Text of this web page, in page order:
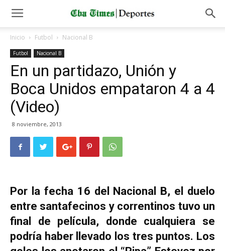
Inicio Futbol Nacional B
Futbol Nacional B
En un partidazo, Unión y
Boca Unidos empataron 4 a 4
(Video)
8 noviembre, 2013
Por la fecha 16 del Nacional B, el duelo
entre santafecinos y correntinos tuvo un
final de película, donde cualquiera se
podría haber llevado los tres puntos. Los